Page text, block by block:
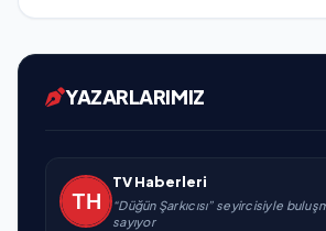
YAZARLARIMIZ
TV Haberleri
“Düğün Şarkıcısı” seyircisiyle
sayıyor